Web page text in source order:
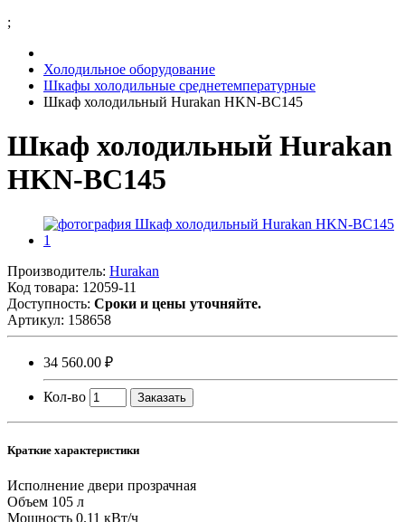
;
Холодильное оборудование
Шкафы холодильные среднетемпературные
Шкаф холодильный Hurakan HKN-BC145
Шкаф холодильный Hurakan
HKN-BC145
Производитель: Hurakan
Код товара: 12059-11
Доступность: Сроки и цены уточняйте.
Артикул: 158658
34 560.00 ₽
Кол-во Заказать
Краткие характеристики
Исполнение двери прозрачная
Объем 105 л
Мощность 0.11 кВт/ч